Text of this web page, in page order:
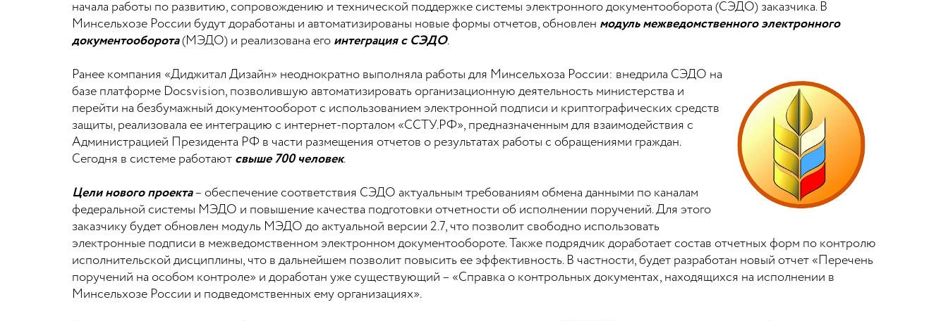
начала работы по развитию, сопровождению и технической поддержке системы электронного документооборота (СЭДО) заказчика. В
Минсельхозе России будут доработаны и автоматизированы новые формы отчетов, обновлен модуль межведомственного электронного
документооборота(МЭДО) и реализована его интеграция с СЭДО.
Ранее компания «Диджитал Дизайн» неоднократно выполняла работы для Минсельхоза России: внедрила СЭДО на
базе платформе Docsvision, позволившую автоматизировать организационную деятельность министерства и
перейти на безбумажный документооборот с использованием электронной подписи и криптографических средств
защиты, реализовала ее интеграцию с интернет-порталом «ССТУ.РФ», предназначенным для взаимодействия с
Администрацией Президента РФ в части размещения отчетов о результатах работы с обращениями граждан.
Сегодня в системе работают свыше 700 человек.
Цели нового проекта– обеспечение соответствия СЭДО актуальным требованиям обмена данными по каналам
федеральной системы МЭДО и повышение качества подготовки отчетности об исполнении поручений. Для этого
заказчику будет обновлен модуль МЭДО до актуальной версии 2.7, что позволит свободно использовать
электронные подписи в межведомственном электронном документообороте. Также подрядчик доработает состав отчетных форм по контролю
исполнительской дисциплины, что в дальнейшем позволит повысить ее эффективность. В частности, будет разработан новый отчет «Перечень
поручений на особом контроле» и доработан уже существующий – «Справка о контрольных документах, находящихся на исполнении в
Минсельхозе России и подведомственных ему организациях».